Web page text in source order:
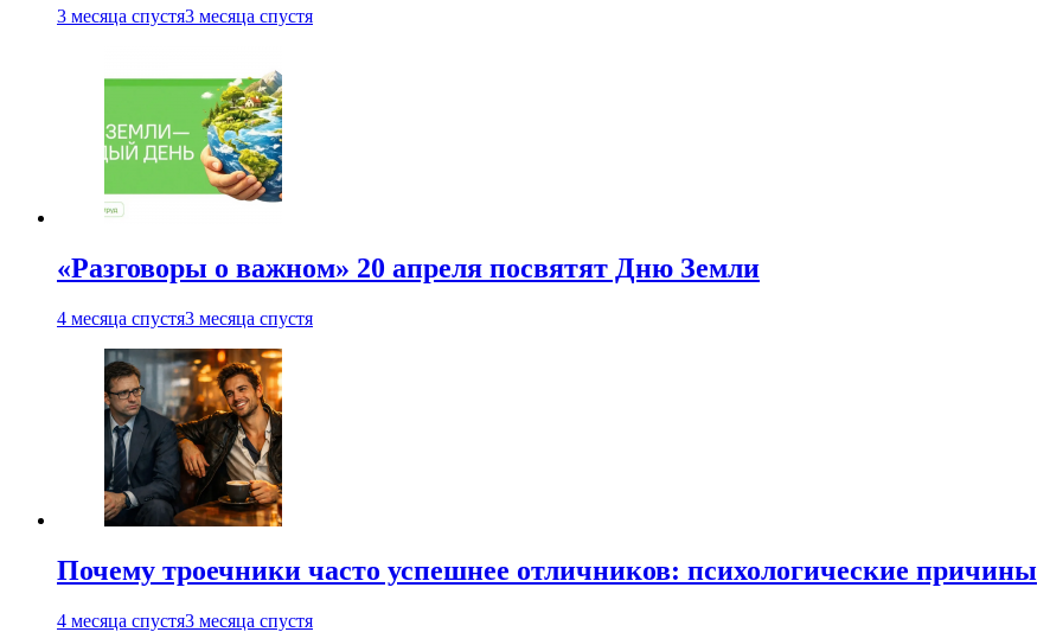
3 месяца спустя3 месяца спустя
«Разговоры о важном» 20 апреля посвятят Дню Земли
4 месяца спустя3 месяца спустя
Почему троечники часто успешнее отличников: психологические причины
4 месяца спустя3 месяца спустя